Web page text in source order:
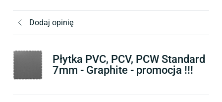
Dodaj opinię
Płytka PVC, PCV, PCW Standard
7mm - Graphite - promocja !!!